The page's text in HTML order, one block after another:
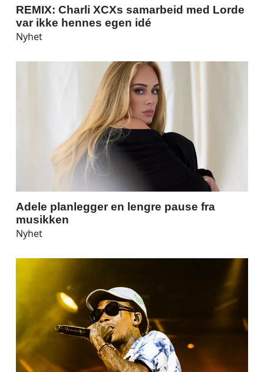
REMIX: Charli XCXs samarbeid med Lorde
var ikke hennes egen idé
Nyhet
Adele planlegger en lengre pause fra
musikken
Nyhet